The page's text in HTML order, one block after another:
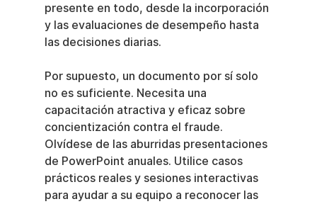
presente en todo, desde la incorporación
y las evaluaciones de desempeño hasta
las decisiones diarias.
Por supuesto, un documento por sí solo
no es suficiente. Necesita una
capacitación atractiva y eficaz sobre
concientización contra el fraude.
Olvídese de las aburridas presentaciones
de PowerPoint anuales. Utilice casos
prácticos reales y sesiones interactivas
para ayudar a su equipo a reconocer las